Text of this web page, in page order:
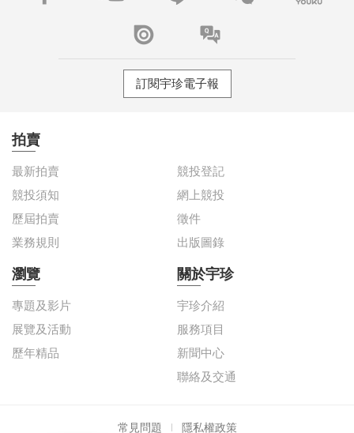
訂閱宇珍電子報
拍賣
最新拍賣
競投登記
競投須知
網上競投
歷屆拍賣
徵件
業務規則
出版圖錄
瀏覽
專題及影片
展覽及活動
歷年精品
關於宇珍
宇珍介紹
服務項目
新聞中心
聯絡及交通
常見問題 隱私權政策